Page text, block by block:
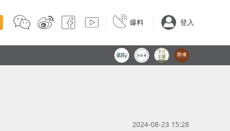
爆料 登入
2024-08-23 15:28